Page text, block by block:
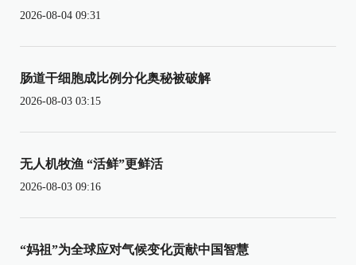
2026-08-04 09:31
肠道干细胞成比例分化奥秘被破解
2026-08-03 03:15
无人机牧渔 “活鲜”更鲜活
2026-08-03 09:16
“妈祖”为全球应对气候变化贡献中国智慧